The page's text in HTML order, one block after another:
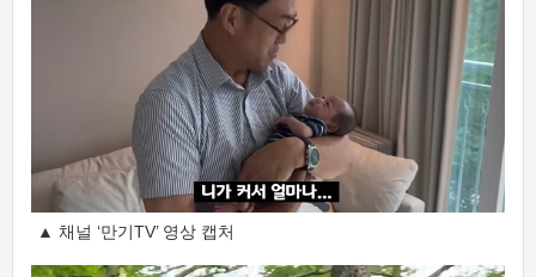
▲ 채널 ‘만기TV’ 영상 캡처